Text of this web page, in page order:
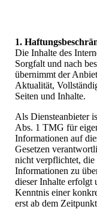
1.
Die Inhalte des
Sorgfalt und nach
übernimmt der
Aktualität,
Seiten und Inhalte.
Als Diensteanbieter
Abs. 1 TMG für
Informationen auf
Gesetzen
nicht verpflichtet, die
Informationen zu
dieser Inhalte erfolgt
Kenntnis einer
erst ab dem